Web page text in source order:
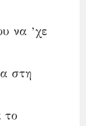
να ’χε
στη
το